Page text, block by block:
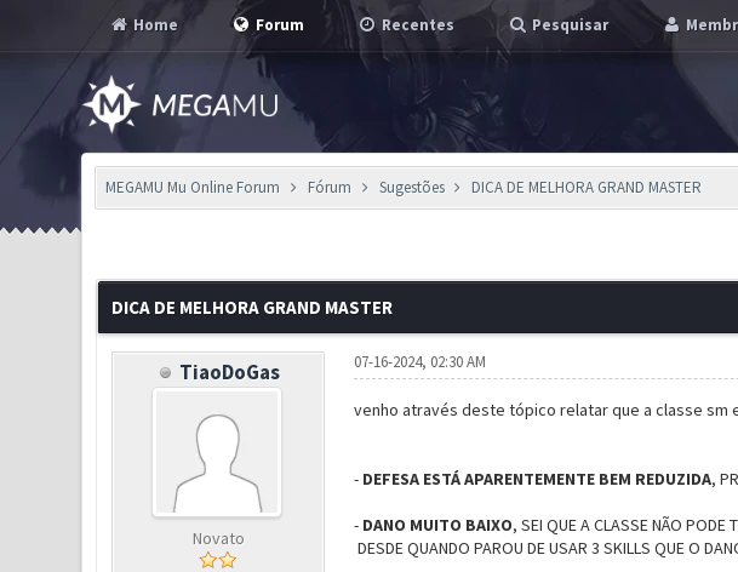
Home Forum Recentes Pesquisar
MEGAMU Mu Online Forum Fórum Sugestões DICA DE MELHORA GRAND MASTER
DICA DE MELHORA GRAND MASTER
TiaoDoGas
Novato
07-16-2024, 02:30 AM
venho através deste tópico relatar que a classe sm
- DEFESA ESTÁ APARENTEMENTE BEM REDUZIDA,
- DANO MUITO BAIXO, SEI QUE A CLASSE NÃO PODE
DESDE QUANDO PAROU DE USAR 3 SKILLS QUE O